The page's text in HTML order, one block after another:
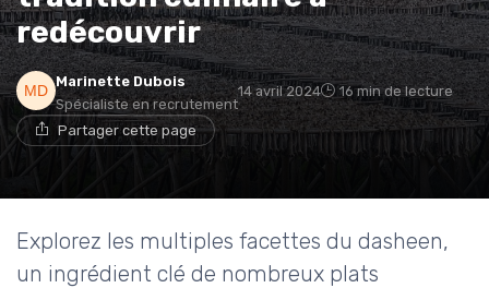
redécouvrir
Marinette Dubois
Spécialiste en recrutement
14 avril 2024 16 min de lecture
Partager cette page
Explorez les multiples facettes du dasheen,
un ingrédient clé de nombreux plats